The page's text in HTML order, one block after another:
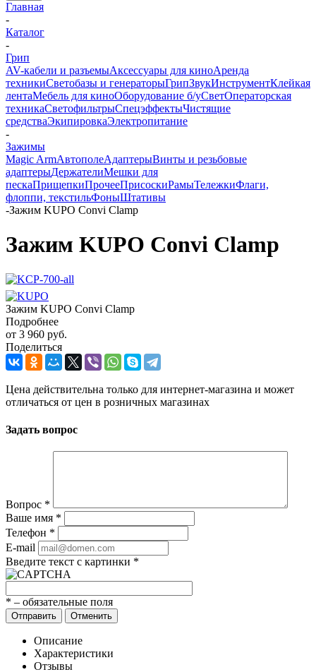
Главная
-
Каталог
-
Грип
AV-кабели и разъемыАксессуары для киноАренда
техникиСветобазы и генераторыГрипЗвукИнструментКлейкая
лентаМебель для киноОборудование б/уСветОператорская
техникаСветофильтрыСпецэффектыЧистящие
средстваЭкипировкаЭлектропитание
-
Зажимы
Magic ArmАвтополеАдаптерыВинты и резьбовые
адаптерыДержателиМешки для
пескаПрищепкиПрочееПрисоскиРамыТележкиФлаги,
флоппи, текстильФоныШтативы
-Зажим KUPO Convi Clamp
Зажим KUPO Convi Clamp
Зажим KUPO Convi Clamp
Подробнее
от 3 960 руб.
Поделиться
Цена действительна только для интернет-магазина и может
отличаться от цен в розничных магазинах
Задать вопрос
Вопрос *
Ваше имя *
Телефон *
E-mail
Введите текст с картинки *
* – обязательные поля
Отправить Отменить
Описание
Характеристики
Отзывы